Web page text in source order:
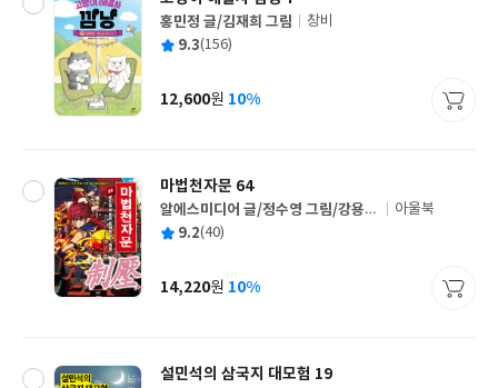
글
쓴
홍민정 글/김재희 그림
출
사
창비
평 9.3(156)
가
12,600원 10%
마법천자문 64
글
쓴
알에스미디어 글/정수영 그림/강용철
감수
출
사
아울북
평 9.2(40)
가
14,220원 10%
설민석의 삼국지 대모험 19